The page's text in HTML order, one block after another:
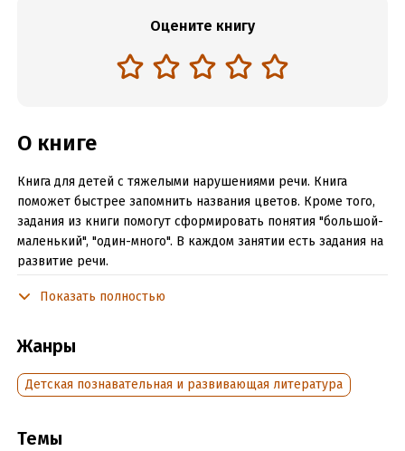
Оцените книгу
О книге
Книга для детей с тяжелыми нарушениями речи. Книга
поможет быстрее запомнить названия цветов. Кроме того,
задания из книги помогут сформировать понятия "большой-
маленький", "один-много". В каждом занятии есть задания на
развитие речи.
Дата написания:
Объем:13261
Год издания:2020
Время на чтение:
Показать полностью
Жанры
Детская познавательная и развивающая литература
Темы